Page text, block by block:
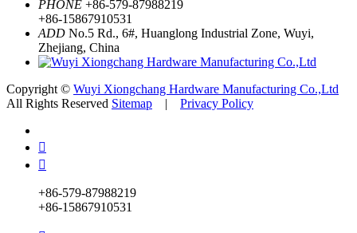
PHONE +86-579-87988219
+86-15867910531
ADD No.5 Rd., 6#, Huanglong Industrial Zone, Wuyi,
Zhejiang, China
Copyright © Wuyi Xiongchang Hardware Manufacturing Co.,Ltd
All Rights Reserved Sitemap | Privacy Policy


+86-579-87988219
+86-15867910531